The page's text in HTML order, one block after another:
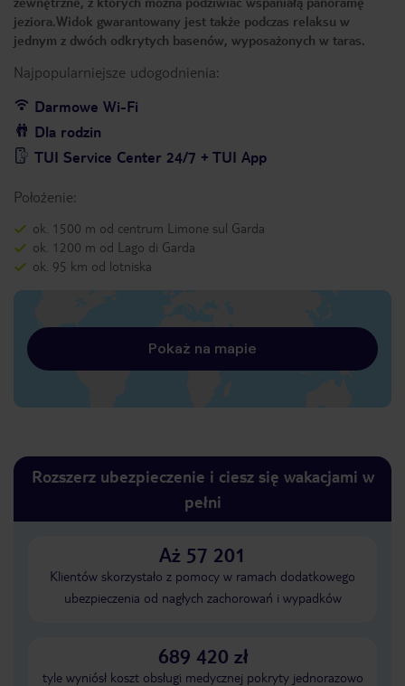
jeziora.Widok gwarantowany jest także podczas relaksu w
jednym z dwóch odkrytych basenów, wyposażonych w taras.
Najpopularniejsze udogodnienia:
Darmowe Wi-Fi
Dla rodzin
TUI Service Center 24/7 + TUI App
Położenie:
ok. 1500 m od centrum Limone sul Garda
ok. 1200 m od Lago di Garda
ok. 95 km od lotniska
Pokaż na mapie
Rozszerz ubezpieczenie i ciesz się wakacjami w
pełni
Aż 57 201
Klientów skorzystało z pomocy w ramach dodatkowego
ubezpieczenia od nagłych zachorowań i wypadków
689 420 zł
tyle wyniósł koszt obsługi medycznej pokryty jednorazowo